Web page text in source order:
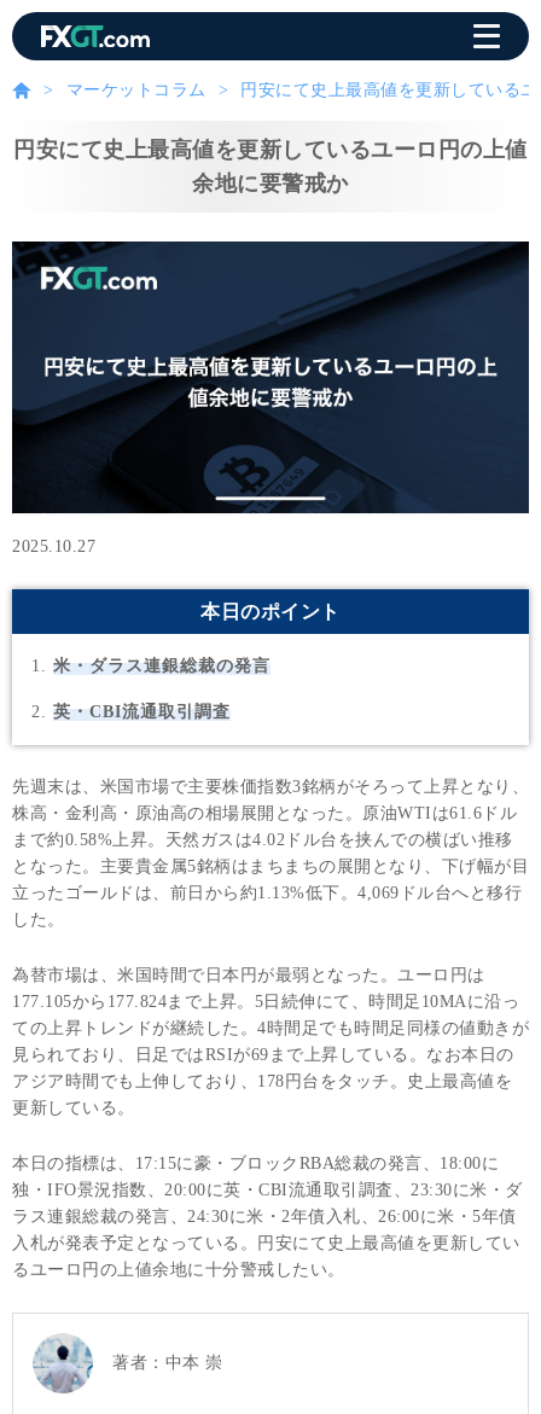
マーケットコラム 円安にて史上最高値を更新している
円安にて史上最高値を更新しているユーロ円の上値
余地に要警戒か
2025.10.27
本日のポイント
米・ダラス連銀総裁の発言
英・CBI流通取引調査
先週末は、米国市場で主要株価指数3銘柄がそろって上昇となり、
株高・金利高・原油高の相場展開となった。原油WTIは61.6ドル
まで約0.58%上昇。天然ガスは4.02ドル台を挟んでの横ばい推移
となった。主要貴金属5銘柄はまちまちの展開となり、下げ幅が目
立ったゴールドは、前日から約1.13%低下。4,069ドル台へと移行
した。
為替市場は、米国時間で日本円が最弱となった。ユーロ円は
177.105から177.824まで上昇。5日続伸にて、時間足10MAに沿っ
ての上昇トレンドが継続した。4時間足でも時間足同様の値動きが
見られており、日足ではRSIが69まで上昇している。なお本日の
アジア時間でも上伸しており、178円台をタッチ。史上最高値を
更新している。
本日の指標は、17:15に豪・ブロックRBA総裁の発言、18:00に
独・IFO景況指数、20:00に英・CBI流通取引調査、23:30に米・ダ
ラス連銀総裁の発言、24:30に米・2年債入札、26:00に米・5年債
入札が発表予定となっている。円安にて史上最高値を更新してい
るユーロ円の上値余地に十分警戒したい。
著者： 中本 崇